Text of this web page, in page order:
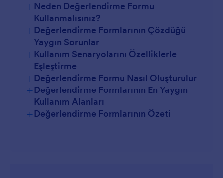
+Neden Değerlendirme Formu
Kullanmalısınız?
+Değerlendirme Formlarının Çözdüğü
Yaygın Sorunlar
+Kullanım Senaryolarını Özelliklerle
Eşleştirme
+Değerlendirme Formu Nasıl Oluşturulur
+Değerlendirme Formlarının En Yaygın
Kullanım Alanları
Yöneticiler İçin
+Değerlendirme Formlarının Özeti